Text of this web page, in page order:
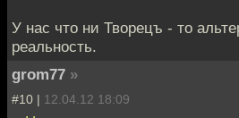
У нас что ни Творецъ - то
реальность.
grom77 »
#10 | 12.04.12 18:09